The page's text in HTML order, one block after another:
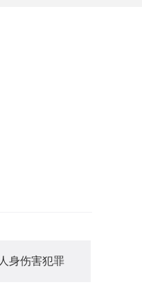
人身伤害犯罪